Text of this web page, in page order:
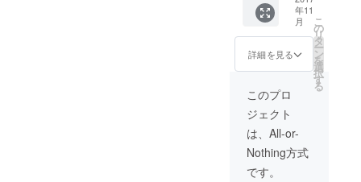
間：１
１月中
旬 ヒマ
ラヤを
全身で
感じて
みよ
う。 ８
０００
ｍのヒ
マラヤ
連邦を
年11
月
詳細を見る
こ
の
リ
タ
ー
ン
を
選
択
す
る
このプロ
ジェクト
は、All-or-
Nothing方式
です。